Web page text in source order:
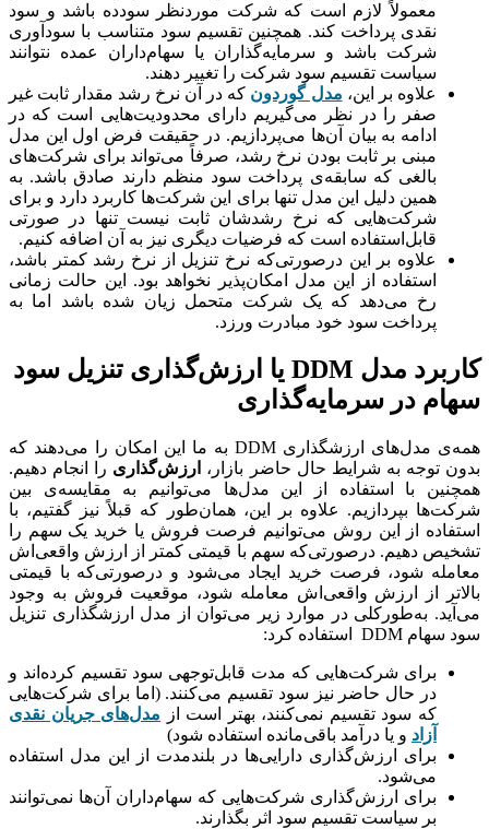
معمولاً لازم است که شرکت موردنظر سودده باشد و سود
نقدی پرداخت کند. همچنین تقسیم سود متناسب با سودآوری
شرکت باشد و سرمایه‌گذاران یا سهام‌داران عمده نتوانند
سیاست تقسیم سود شرکت را تغییر دهند.
علاوه بر این، مدل گوردون که در آن نرخ رشد مقدار ثابت غیر
صفر را در نظر می‌گیریم دارای محدودیت‌هایی است که در
ادامه به بیان آن‌ها می‌پردازیم. در حقیقت فرض اول این مدل
مبنی بر ثابت بودن نرخ رشد، صرفاً می‌تواند برای شرکت‌های
بالغی که سابقه‌ی پرداخت سود منظم دارند صادق باشد. به
همین دلیل این مدل تنها برای این شرکت‌ها کاربرد دارد و برای
شرکت‌هایی که نرخ رشدشان ثابت نیست تنها در صورتی
قابل‌استفاده است که فرضیات دیگری نیز به آن اضافه کنیم.
علاوه بر این درصورتی‌که نرخ تنزیل از نرخ رشد کمتر باشد،
استفاده از این مدل امکان‌پذیر نخواهد بود. این حالت زمانی
رخ می‌دهد که یک شرکت متحمل زیان شده باشد اما به
پرداخت سود خود مبادرت ورزد.
کاربرد مدل DDM یا ارزش‌گذاری تنزیل سود
سهام در سرمایه‌گذاری
همه‌ی مدل‌های ارزشگذاری DDM به ما این امکان را می‌دهند که
بدون توجه به شرایط حال حاضر بازار، ارزش‌گذاری را انجام دهیم.
همچنین با استفاده از این مدل‌ها می‌توانیم به مقایسه‌ی بین
شرکت‌ها بپردازیم. علاوه بر این، همان‌طور که قبلاً نیز گفتیم، با
استفاده از این روش می‌توانیم فرصت فروش یا خرید یک سهم را
تشخیص دهیم. درصورتی‌که سهم با قیمتی کمتر از ارزش واقعی‌اش
معامله شود، فرصت خرید ایجاد می‌شود و درصورتی‌که با قیمتی
بالاتر از ارزش واقعی‌اش معامله شود، موقعیت فروش به وجود
می‌آید. به‌طورکلی در موارد زیر می‌توان از مدل ارزشگذاری تنزیل
سود سهام DDM استفاده کرد:
برای شرکت‌هایی که مدت قابل‌توجهی سود تقسیم کرده‌اند و
در حال حاضر نیز سود تقسیم می‌کنند. (اما برای شرکت‌هایی
که سود تقسیم نمی‌کنند، بهتر است از مدل‌های جریان نقدی
آزاد و یا درآمد باقی‌مانده استفاده شود)
برای ارزش‌گذاری دارایی‌ها در بلندمدت از این مدل استفاده
می‌شود.
برای ارزش‌گذاری شرکت‌هایی که سهام‌داران آن‌ها نمی‌توانند
بر سیاست تقسیم سود اثر بگذارند.